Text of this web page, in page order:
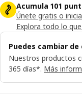
Acumula 101
Únete gratis o
Explora todo lo
Puedes cambiar de
Nuestros productos
365 días*. Más